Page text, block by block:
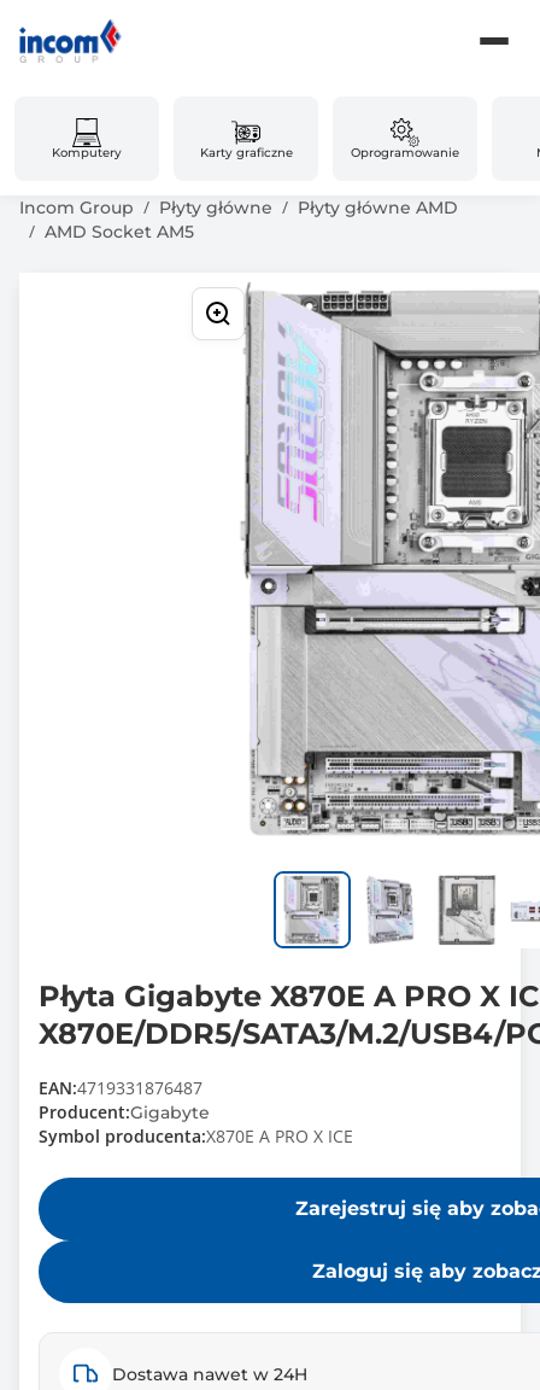
Komputery Karty graficzne Oprogramowanie
Incom Group Płyty główne
Płyty główne AMD
AMD Socket AM5
Płyta Gigabyte X870E A PRO X
X870E/DDR5/SATA3/M.2/USB4/
EAN:4719331876487
Producent:Gigabyte
Symbol producenta:X870E A PRO X ICE
Zarejestruj się aby
Zaloguj się aby
Dostawa nawet w 24H